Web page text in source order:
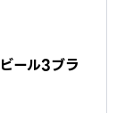
ール3ブラ